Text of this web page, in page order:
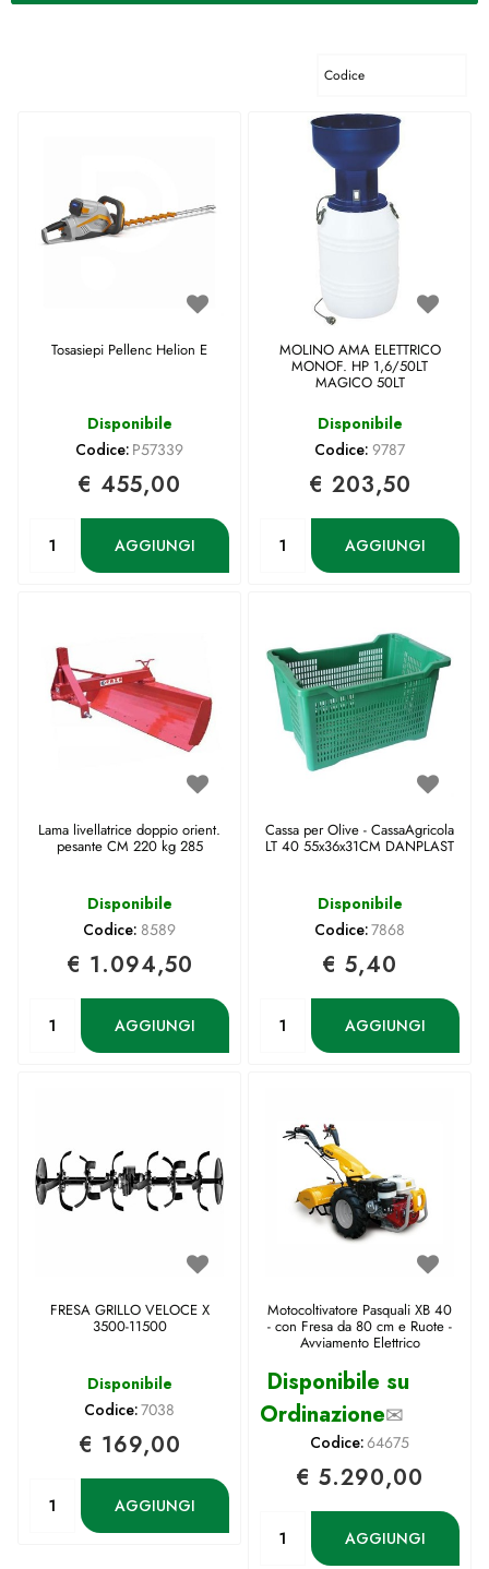
Tosasiepi Pellenc Helion E
Disponibile
Codice: P57339
€ 455,00
AGGIUNGI
MOLINO AMA ELETTRICO
MONOF. HP 1,6/50LT
MAGICO 50LT
Disponibile
Codice: 9787
€ 203,50
AGGIUNGI
Lama livellatrice doppio orient.
pesante CM 220 kg 285
Disponibile
Codice: 8589
€ 1.094,50
AGGIUNGI
Cassa per Olive - CassaAgricola
LT 40 55x36x31CM DANPLAST
Disponibile
Codice:7868
€ 5,40
AGGIUNGI
FRESA GRILLO VELOCE X
3500-11500
Disponibile
Codice:7038
€ 169,00
AGGIUNGI
Motocoltivatore Pasquali XB 40
- con Fresa da 80 cm e Ruote -
Avviamento Elettrico
Disponibile su
Ordinazione✉
Codice:64675
€ 5.290,00
AGGIUNGI